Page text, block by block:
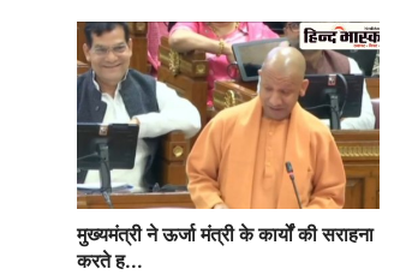
मुख्यमंत्री ने ऊर्जा मंत्री के कार्यों की सराहना
करते ह...